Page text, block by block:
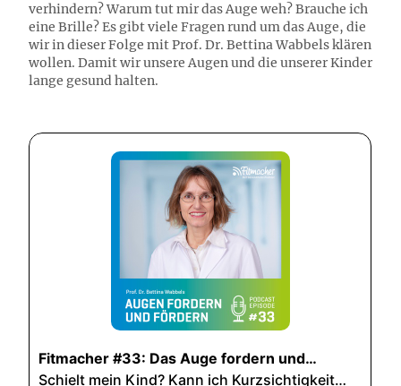
verhindern? Warum tut mir das Auge weh? Brauche ich
eine Brille? Es gibt viele Fragen rund um das Auge, die
wir in dieser Folge mit Prof. Dr. Bettina Wabbels klären
wollen. Damit wir unsere Augen und die unserer Kinder
lange gesund halten.